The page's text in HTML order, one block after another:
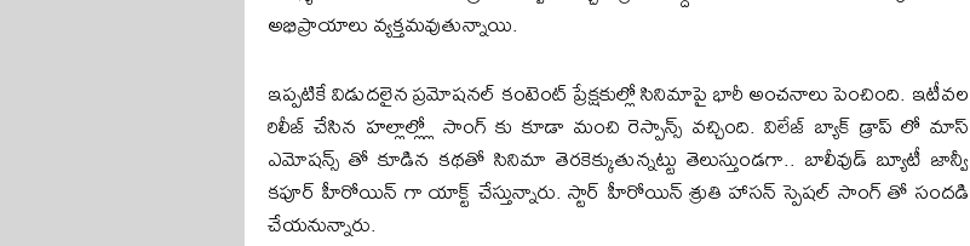
అభిప్రాయాలు వ్యక్తమవుతున్నాయి.
ఇప్పటికే విడుదలైన ప్రమోషనల్ కంటెంట్ ప్రేక్షకుల్లో సినిమాపై భారీ అంచనాలు పెంచింది. ఇటీవల
రిలీజ్ చేసిన హల్లాల్ల్లో సాంగ్‌ కు కూడా మంచి రెస్పాన్స్ వచ్చింది. విలేజ్ బ్యాక్ డ్రాప్ లో మాస్
ఎమోషన్స్‌ తో కూడిన కథతో సినిమా తెరకెక్కుతున్నట్టు తెలుస్తుండగా.. బాలీవుడ్ బ్యూటీ జాన్వీ
కపూర్ హీరోయిన్ గా యాక్ట్ చేస్తున్నారు. స్టార్ హీరోయిన్ శ్రుతి హాసన్ స్పెషల్ సాంగ్ తో సందడి
చేయనున్నారు.